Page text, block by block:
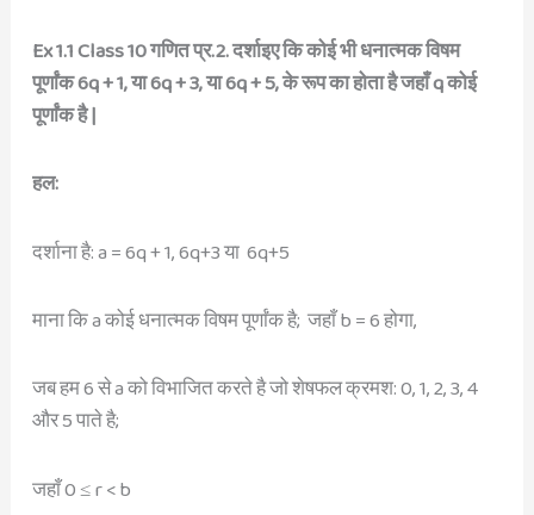
Ex 1.1 Class 10 गणित प्र.2. दर्शाइए कि कोई भी धनात्मक विषम
पूर्णांक 6q + 1, या 6q + 3, या 6q + 5, के रूप का होता है जहाँ q कोई
पूर्णांक है |
हल:
दर्शाना है: a = 6q + 1, 6q+3 या 6q+5
माना कि a कोई धनात्मक विषम पूर्णांक है; जहाँ b = 6 होगा,
जब हम 6 से a को विभाजित करते है जो शेषफल क्रमश: 0, 1, 2, 3, 4
और 5 पाते है;
जहाँ 0 ≤ r < b